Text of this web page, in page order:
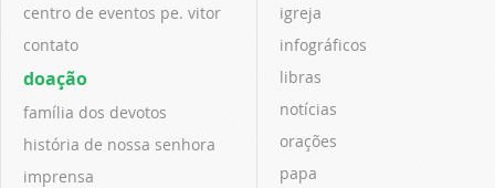
centro de eventos pe. vitor
contato
doação
família dos devotos
história de nossa senhora
imprensa
igreja
infográficos
libras
notícias
orações
papa